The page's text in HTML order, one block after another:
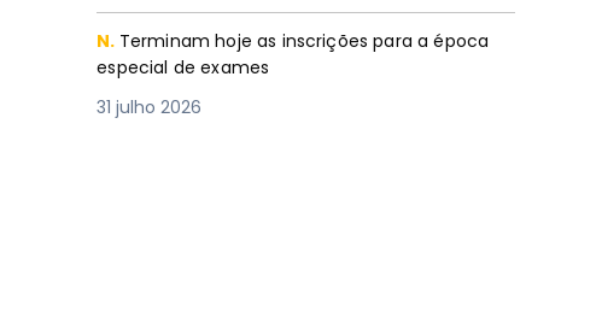
N. Terminam hoje as inscrições para a época
especial de exames
31 julho 2026